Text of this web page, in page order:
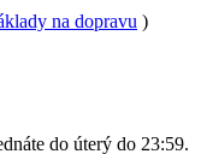
na dopravu )
do úterý do 23:59.